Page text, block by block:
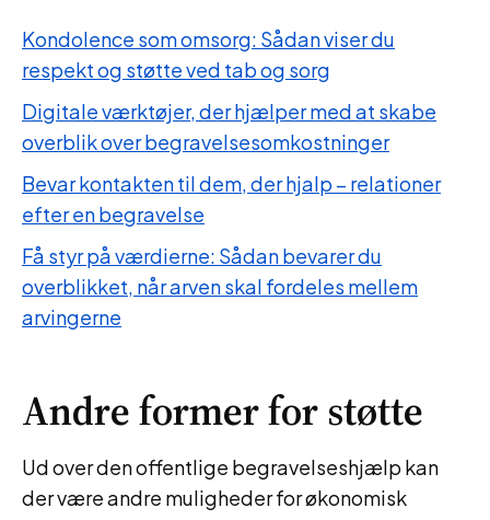
Kondolence som omsorg: Sådan viser du
respekt og støtte ved tab og sorg
Digitale værktøjer, der hjælper med at skabe
overblik over begravelsesomkostninger
Bevar kontakten til dem, der hjalp – relationer
efter en begravelse
Få styr på værdierne: Sådan bevarer du
overblikket, når arven skal fordeles mellem
arvingerne
Andre former for støtte
Ud over den offentlige begravelseshjælp kan
der være andre muligheder for økonomisk